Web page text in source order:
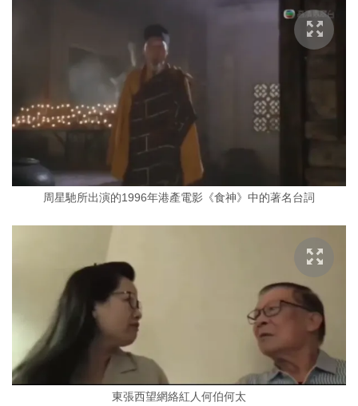
周星馳所出演的1996年港產電影《食神》中的著名台詞
東張西望網絡紅人何伯何太